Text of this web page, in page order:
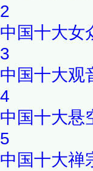
2
中国十大女
3
中国十大观
4
中国十大悬
5
中国十大禅